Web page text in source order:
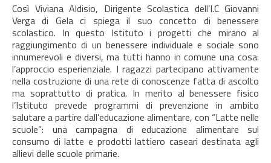
Così Viviana Aldisio, Dirigente Scolastica dell’I.C Giovanni
Verga di Gela ci spiega il suo concetto di benessere
scolastico. In questo Istituto i progetti che mirano al
raggiungimento di un benessere individuale e sociale sono
innumerevoli e diversi, ma tutti hanno in comune una cosa:
l’approccio esperienziale. I ragazzi partecipano attivamente
nella costruzione di una rete di conoscenze fatta di ascolto
ma soprattutto di pratica. In merito al benessere fisico
l’Istituto prevede programmi di prevenzione in ambito
salutare a partire dall’educazione alimentare, con “Latte nelle
scuole”: una campagna di educazione alimentare sul
consumo di latte e prodotti lattiero caseari destinata agli
allievi delle scuole primarie.